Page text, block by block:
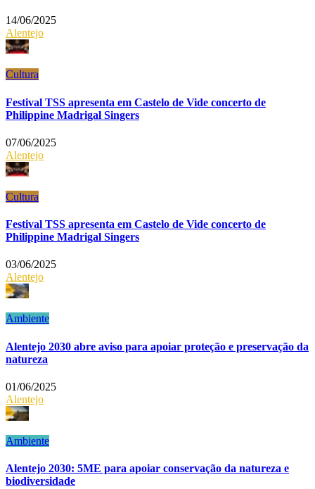
14/06/2025
Alentejo
Cultura
Festival TSS apresenta em Castelo de Vide concerto de
Philippine Madrigal Singers
07/06/2025
Alentejo
Cultura
Festival TSS apresenta em Castelo de Vide concerto de
Philippine Madrigal Singers
03/06/2025
Alentejo
Ambiente
Alentejo 2030 abre aviso para apoiar proteção e preservação da
natureza
01/06/2025
Alentejo
Ambiente
Alentejo 2030: 5ME para apoiar conservação da natureza e
biodiversidade